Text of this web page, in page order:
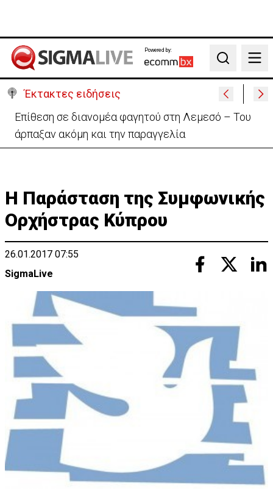
Powered by:
Search
Έκτακτες ειδήσεις
Ιταλία-Ισπανία: Στα άκρα η διπλωματική κόντρα για
το Σένγκεν
Η Παράσταση της Συμφωνικής
Ορχήστρας Κύπρου
26.01.2017 07:55
SigmaLive